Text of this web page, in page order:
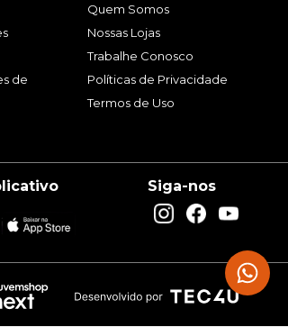
de
Quem Somos
Nossas Lojas
Trabalhe Conosco
Políticas de Privacidade
Termos de Uso
Siga-nos